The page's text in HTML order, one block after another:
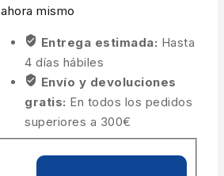
ahora mismo
Entrega estimada: Hasta
4 días hábiles
Envío y devoluciones
gratis: En todos los pedidos
superiores a 300€